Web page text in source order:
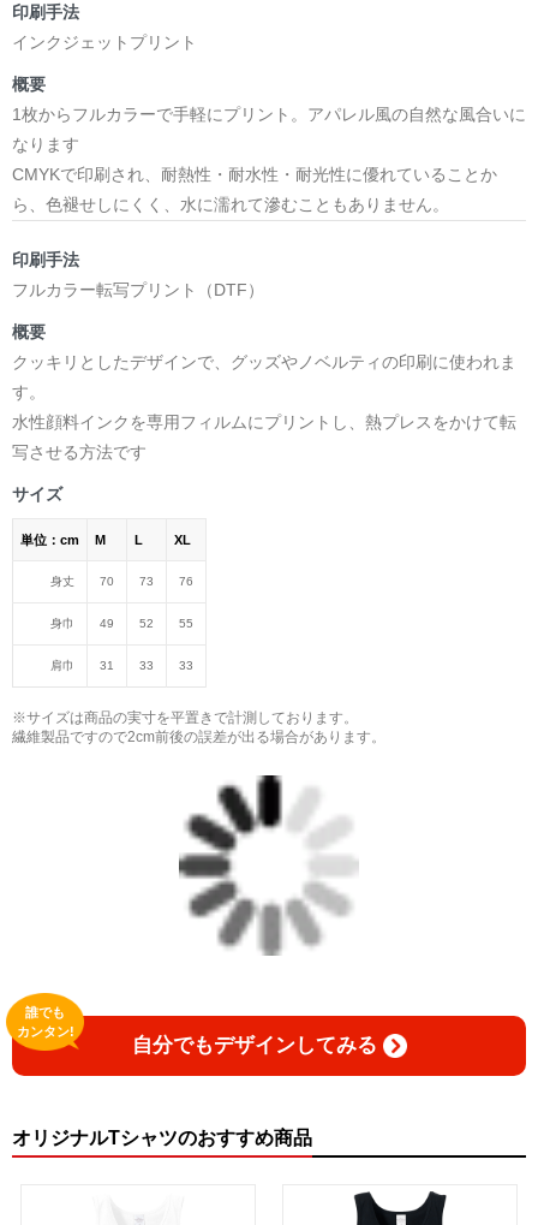
印刷手法
インクジェットプリント
概要
1枚からフルカラーで手軽にプリント。アパレル風の自然な風合いに
なります
CMYKで印刷され、耐熱性・耐水性・耐光性に優れていることか
ら、色褪せしにくく、水に濡れて滲むこともありません。
印刷手法
フルカラー転写プリント（DTF）
概要
クッキリとしたデザインで、グッズやノベルティの印刷に使われま
す。
水性顔料インクを専用フィルムにプリントし、熱プレスをかけて転
写させる方法です
サイズ
単位：cm M L XL
身丈 70 73 76
身巾 49 52 55
肩巾 31 33 33
※サイズは商品の実寸を平置きで計測しております。
繊維製品ですので2cm前後の誤差が出る場合があります。
自分でもデザインしてみる
誰でも
カンタン!
オリジナルTシャツのおすすめ商品